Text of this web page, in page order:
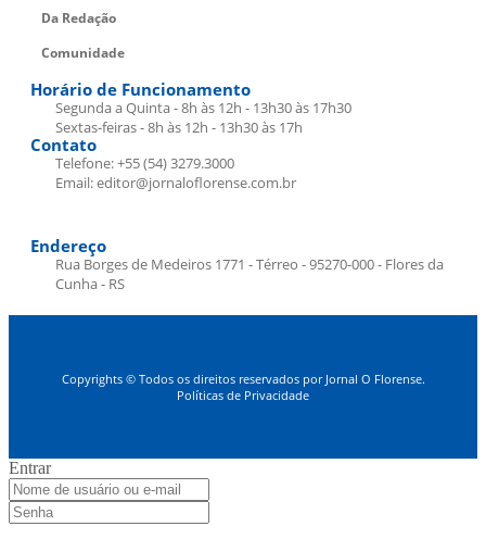
Da Redação
Comunidade
Horário de Funcionamento
Segunda a Quinta - 8h às 12h - 13h30 às 17h30
Sextas-feiras - 8h às 12h - 13h30 às 17h
Contato
Telefone: +55 (54) 3279.3000
Email: editor@jornaloflorense.com.br
Endereço
Rua Borges de Medeiros 1771 - Térreo - 95270-000 - Flores da
Cunha - RS
Copyrights © Todos os direitos reservados por Jornal O Florense.
Políticas de Privacidade
Entrar